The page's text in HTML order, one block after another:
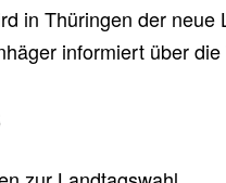
in Thüringen der neue
informiert über die